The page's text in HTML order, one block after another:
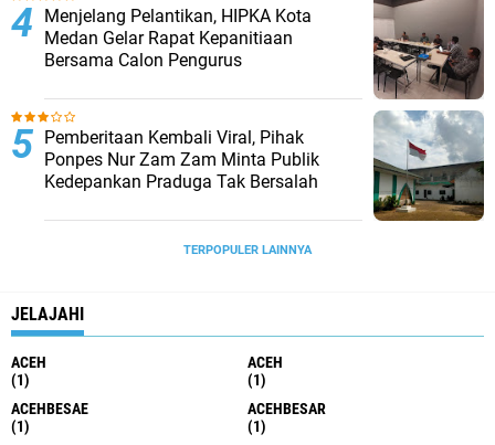
Menjelang Pelantikan, HIPKA Kota
Medan Gelar Rapat Kepanitiaan
Bersama Calon Pengurus
Pemberitaan Kembali Viral, Pihak
Ponpes Nur Zam Zam Minta Publik
Kedepankan Praduga Tak Bersalah
TERPOPULER LAINNYA
JELAJAHI
ACEH
(1)
ACEH
(1)
ACEHBESAE
(1)
ACEHBESAR
(1)